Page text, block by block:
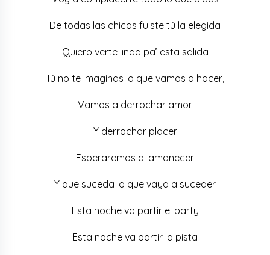
De todas las chicas fuiste tú la elegida
Quiero verte linda pa’ esta salida
Tú no te imaginas lo que vamos a hacer,
Vamos a derrochar amor
Y derrochar placer
Esperaremos al amanecer
Y que suceda lo que vaya a suceder
Esta noche va partir el party
Esta noche va partir la pista